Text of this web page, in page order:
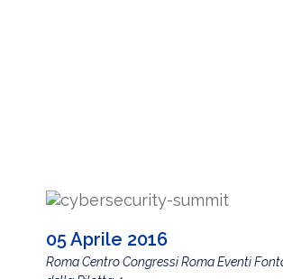
05 Aprile 2016
Roma Centro Congressi Roma Eventi